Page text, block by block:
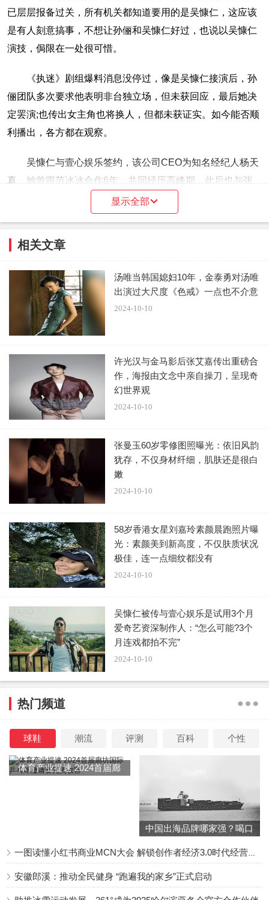
已层层报备过关，所有机关都知道要用的是吴慷仁，这应该
是有人刻意搞事，不想让孙俪和吴慷仁好过，也说以吴慷仁
演技，侷限在一处很可惜。
《执迷》剧组爆料消息没停过，像是吴慷仁接演后，孙
俪团队多次要求他表明非台独立场，但未获回应，最后她决
定罢演;也传出女主角也将换人，但都未获证实。如今能否顺
利播出，各方都在观察。
吴慷仁与壹心娱乐签约，该公司CEO为知名经纪人杨天
真，她曾跟范冰冰合作6年，共同经历高峰期，此后也与张
雨绮、宋佳合作，她曾被问经纪人是干嘛的，答说就是拒
绝，也承认自己是唯利是图的商人，就是要保护旗下艺术家
若此说法为真，颇符合利益取向。
显示全部
相关文章
汤唯当韩国媳妇10年，金泰勇对汤唯
出演过大尺度《色戒》一点也不介意
2024-10-10
许光汉与金马影后张艾嘉传出重磅合
作，海报由文念中亲自操刀，呈现奇
幻世界观
2024-10-10
张曼玉60岁零修图照曝光：依旧风韵
犹存，不仅身材纤细，肌肤还是很白
嫩
2024-10-10
58岁香港女星刘嘉玲素颜晨跑照片曝
光：素颜美到新高度，不仅肤质状况
极佳，连一点细纹都没有
2024-10-10
吴慷仁被传与壹心娱乐是试用3个月
爱奇艺资深制作人：“怎么可能?3个
月连戏都拍不完”
2024-10-10
热门频道
球鞋 潮流 评测 百科 个性
体育产业提速 2024首届廊
中国出海品牌哪家强？喝口
安徽郎溪：推动全民健身 “跑遍我的家乡”正式启动